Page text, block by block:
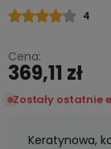
4
Cena:
369,11 zł
Zostały ostatnie
Keratynowa,